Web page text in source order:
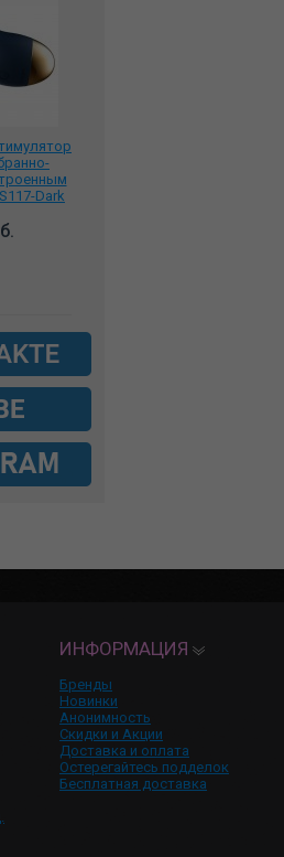
Dark
ИНФОРМАЦИЯ
Бренды
Новинки
Анонимность
Скидки и Акции
Доставка и оплата
Остерегайтесь подделок
Бесплатная доставка